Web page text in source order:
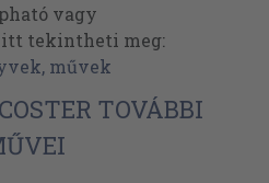
vagy
itt tekintheti meg:
művek
TOVÁBBI